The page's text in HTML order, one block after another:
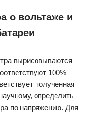
о вольтаже и
вырисовываются
100%
полученная
определить
по напряжению. Для